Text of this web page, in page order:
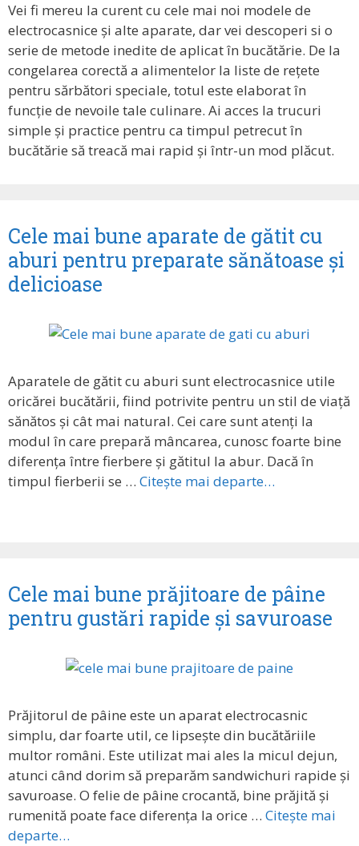
Vei fi mereu la curent cu cele mai noi modele de
electrocasnice și alte aparate, dar vei descoperi si o
serie de metode inedite de aplicat în bucătărie. De la
congelarea corectă a alimentelor la liste de rețete
pentru sărbători speciale, totul este elaborat în
funcție de nevoile tale culinare. Ai acces la trucuri
simple și practice pentru ca timpul petrecut în
bucătărie să treacă mai rapid și într-un mod plăcut.
Cele mai bune aparate de gătit cu
aburi pentru preparate sănătoase și
delicioase
Aparatele de gătit cu aburi sunt electrocasnice utile
oricărei bucătării, fiind potrivite pentru un stil de viață
sănătos și cât mai natural. Cei care sunt atenți la
modul în care prepară mâncarea, cunosc foarte bine
diferența între fierbere și gătitul la abur. Dacă în
timpul fierberii se … Citește mai departe…
Cele mai bune prăjitoare de pâine
pentru gustări rapide și savuroase
Prăjitorul de pâine este un aparat electrocasnic
simplu, dar foarte util, ce lipsește din bucătăriile
multor români. Este utilizat mai ales la micul dejun,
atunci când dorim să preparăm sandwichuri rapide și
savuroase. O felie de pâine crocantă, bine prăjită și
rumenită poate face diferența la orice … Citește mai
departe…